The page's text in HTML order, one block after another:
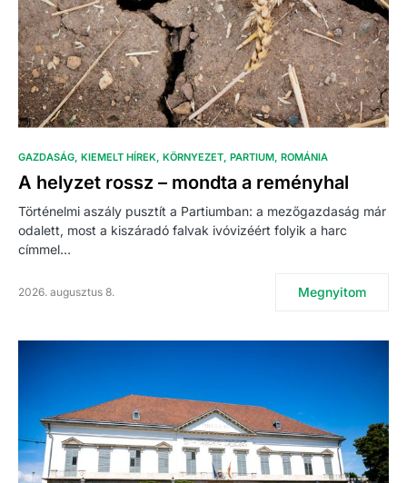
GAZDASÁG KIEMELT HÍREK KÖRNYEZET PARTIUM ROMÁNIA
A helyzet rossz – mondta a reményhal
Történelmi aszály pusztít a Partiumban: a mezőgazdaság már
odalett, most a kiszáradó falvak ivóvizéért folyik a harc
címmel…
2026. augusztus 8. Megnyitom